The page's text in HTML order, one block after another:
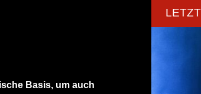
Basis, um auch